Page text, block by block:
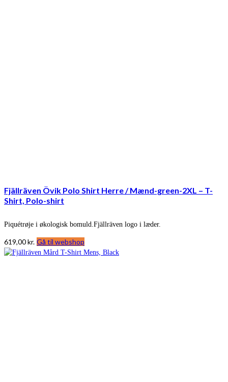
Fjällräven Övik Polo Shirt Herre / Mænd-green-2XL – T-
Shirt, Polo-shirt
Piquétrøje i økologisk bomuld.Fjällräven logo i læder.
619,00kr. Gå til webshop